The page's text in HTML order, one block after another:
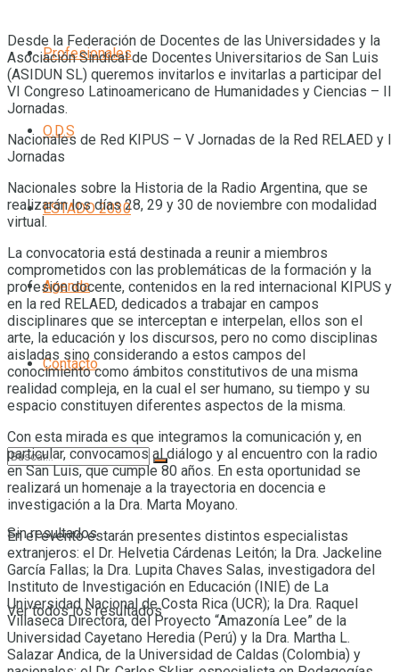
Profesionales
O.D.S
ESTADO 2030
Agenda
Contacto
Sin resultados
Ver todos los resultados
Desde la Federación de Docentes de las Universidades y la
Asociación Sindical de Docentes Universitarios de San Luis
(ASIDUN SL) queremos invitarlos e invitarlas a participar del
VI Congreso Latinoamericano de Humanidades y Ciencias – II
Jornadas.
Nacionales de Red KIPUS – V Jornadas de la Red RELAED y I
Jornadas
Nacionales sobre la Historia de la Radio Argentina, que se
realizarán los días 28, 29 y 30 de noviembre con modalidad
virtual.
La convocatoria está destinada a reunir a miembros
comprometidos con las problemáticas de la formación y la
profesión docente, contenidos en la red internacional KIPUS y
en la red RELAED, dedicados a trabajar en campos
disciplinares que se interceptan e interpelan, ellos son el
arte, la educación y los discursos, pero no como disciplinas
aisladas sino considerando a estos campos del
conocimiento como ámbitos constitutivos de una misma
realidad compleja, en la cual el ser humano, su tiempo y su
espacio constituyen diferentes aspectos de la misma.
Con esta mirada es que integramos la comunicación y, en
particular, convocamos al diálogo y al encuentro con la radio
en San Luis, que cumple 80 años. En esta oportunidad se
realizará un homenaje a la trayectoria en docencia e
investigación a la Dra. Marta Moyano.
En el evento estarán presentes distintos especialistas
extranjeros: el Dr. Helvetia Cárdenas Leitón; la Dra. Jackeline
García Fallas; la Dra. Lupita Chaves Salas, investigadora del
Instituto de Investigación en Educación (INIE) de La
Universidad Nacional de Costa Rica (UCR); la Dra. Raquel
Villaseca Directora, del Proyecto “Amazonía Lee” de la
Universidad Cayetano Heredia (Perú) y la Dra. Martha L.
Salazar Andica, de la Universidad de Caldas (Colombia) y